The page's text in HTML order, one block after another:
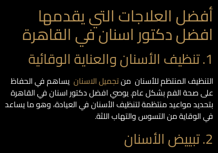
أفضل العلاجات التي يقدمها
افضل دكتور اسنان في القاهرة
1. تنظيف الأسنان والعناية الوقائية
التنظيف المنتظم للأسنان منتجميل الاسنان يساهم في الحفاظ
على صحة الفم بشكل عام. يوصي افضل دكتور اسنان في القاهرة
بتحديد مواعيد منتظمة لتنظيف الأسنان في العيادة، وهو ما يساعد
في الوقاية من التسوس والتهاب اللثة.
2. تبييض الأسنان